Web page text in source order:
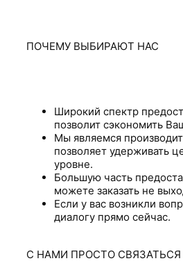
ПОЧЕМУ ВЫБИРАЮТ НАС
Широкий спектр
позволит сэкономить
Мы являемся
позволяет удерживать
уровне.
Большую часть
можете заказать не
Если у вас возникли
диалогу прямо сейчас.
С НАМИ ПРОСТО СВЯЗАТЬСЯ